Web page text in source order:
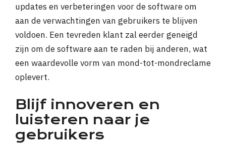
updates en verbeteringen voor de software om
aan de verwachtingen van gebruikers te blijven
voldoen. Een tevreden klant zal eerder geneigd
zijn om de software aan te raden bij anderen, wat
een waardevolle vorm van mond-tot-mondreclame
oplevert.
Blijf innoveren en
luisteren naar je
gebruikers